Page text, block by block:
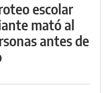
escolar
mató al
antes de